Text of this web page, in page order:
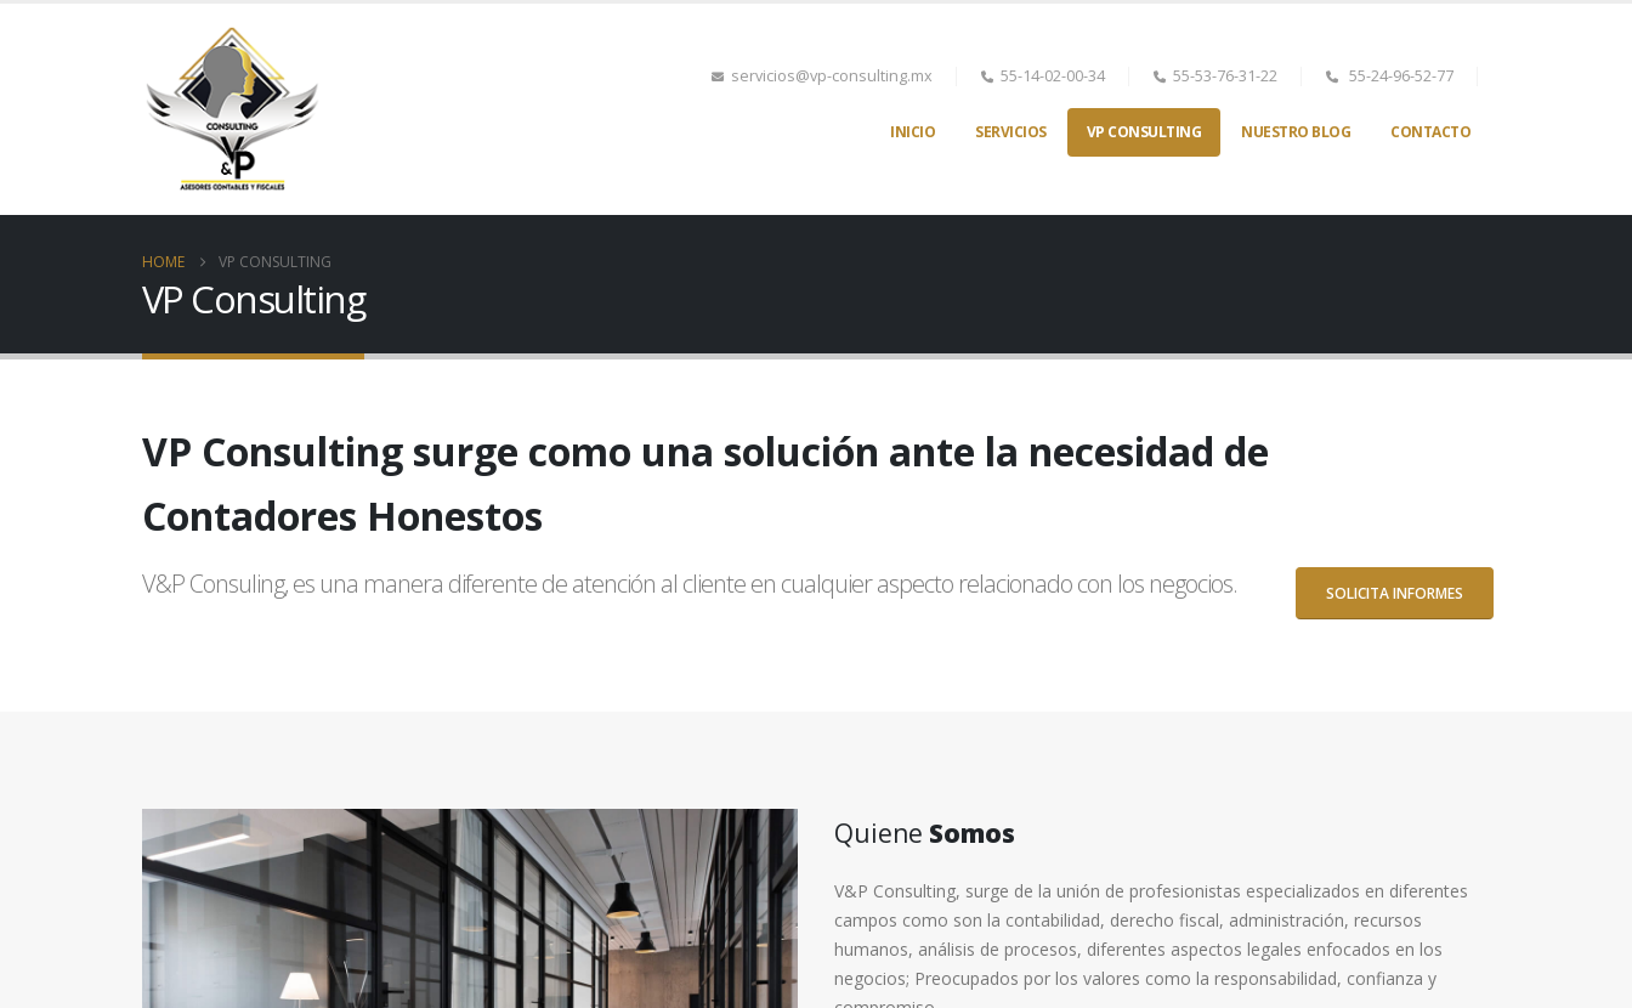
servicios@vp-consulting.mx 55-14-02-00-34 55-53-76-31-22 55-24-96-52-77
INICIO SERVICIOS VP CONSULTING NUESTRO BLOG CONTACTO
HOME VP CONSULTING
VP Consulting
VP Consulting surge como una solución ante la necesidad de
Calidad en el Servicio
V&P Consuling, es una manera diferente de atención al cliente en cualquier aspecto relacionado con los negocios. SOLICITA INFORMES
Quiene Somos
V&P Consulting, surge de la unión de profesionistas especializados en diferentes
campos como son la contabilidad, derecho fiscal, administración, recursos
humanos, análisis de procesos, diferentes aspectos legales enfocados en los
negocios; Preocupados por los valores como la responsabilidad, confianza y